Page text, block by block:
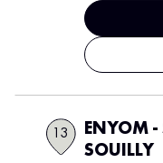
13
ENYOM -
SOUILLY